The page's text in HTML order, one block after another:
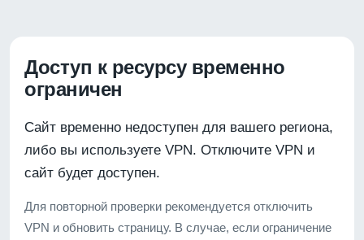
Доступ к ресурсу временно
ограничен
Сайт временно недоступен для вашего региона,
либо вы используете VPN. Отключите VPN и
сайт будет доступен.
Для повторной проверки рекомендуется отключить
VPN и обновить страницу. В случае, если ограничение